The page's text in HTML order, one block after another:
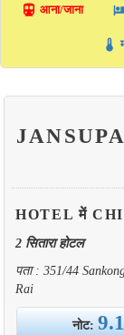
directions_transit आना/जाना
thermostat
HOTEL में
2 सितारा होटल
पता : 351/44
Rai
नोट: 9.1